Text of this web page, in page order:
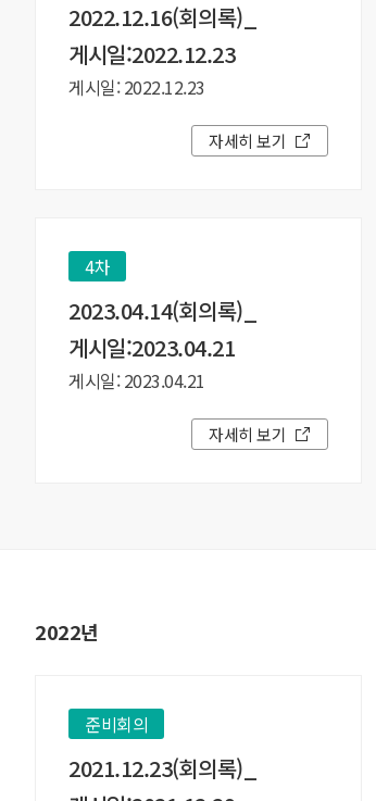
2022.12.16(회의록)_
게시일:2022.12.23
게시일: 2022.12.23
자세히 보기
4차
2023.04.14(회의록)_
게시일:2023.04.21
게시일: 2023.04.21
자세히 보기
2022년
준비회의
2021.12.23(회의록)_